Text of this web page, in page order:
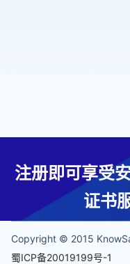
注册即可享受
证书
Copyright © 2015
蜀ICP备20019199号-1